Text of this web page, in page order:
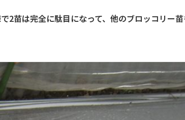
2苗は完全に駄目になって、他のブロッコリー